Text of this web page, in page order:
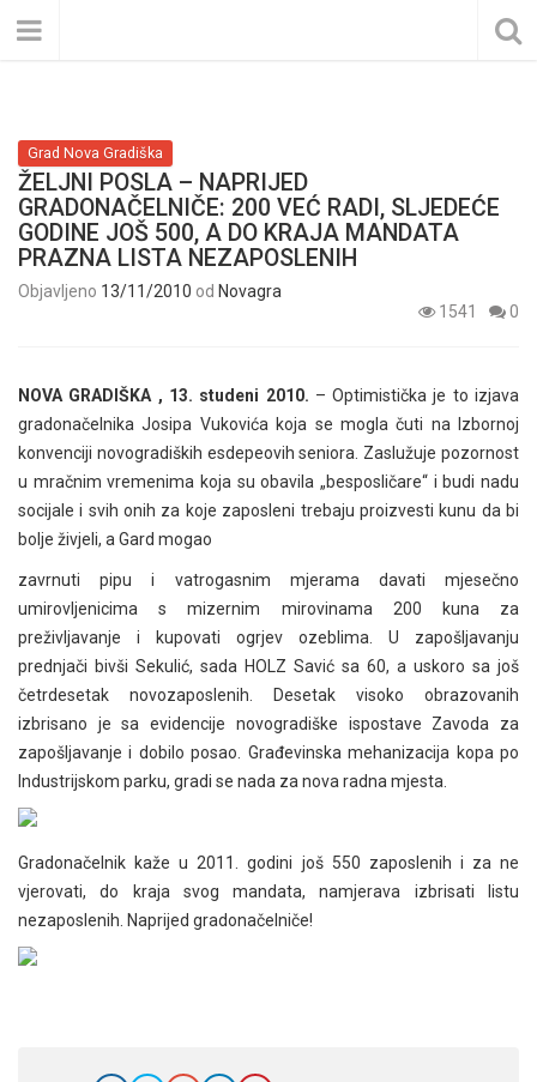
Grad Nova Gradiška
ŽELJNI POSLA – NAPRIJED
GRADONAČELNIČE: 200 VEĆ RADI, SLJEDEĆE
GODINE JOŠ 500, A DO KRAJA MANDATA
PRAZNA LISTA NEZAPOSLENIH
Objavljeno 13/11/2010 od Novagra
1541
0
NOVA GRADIŠKA , 13. studeni 2010. – Optimistička je to izjava
gradonačelnika Josipa Vukovića koja se mogla čuti na Izbornoj
konvenciji novogradiških esdepeovih seniora. Zaslužuje pozornost
u mračnim vremenima koja su obavila „besposličare“ i budi nadu
socijale i svih onih za koje zaposleni trebaju proizvesti kunu da bi
bolje živjeli, a Gard mogao
zavrnuti pipu i vatrogasnim mjerama davati mjesečno
umirovljenicima s mizernim mirovinama 200 kuna za
preživljavanje i kupovati ogrjev ozeblima. U zapošljavanju
prednjači bivši Sekulić, sada HOLZ Savić sa 60, a uskoro sa još
četrdesetak novozaposlenih. Desetak visoko obrazovanih
izbrisano je sa evidencije novogradiške ispostave Zavoda za
zapošljavanje i dobilo posao. Građevinska mehanizacija kopa po
Industrijskom parku, gradi se nada za nova radna mjesta.
Gradonačelnik kaže u 2011. godini još 550 zaposlenih i za ne
vjerovati, do kraja svog mandata, namjerava izbrisati listu
nezaposlenih. Naprijed gradonačelniče!